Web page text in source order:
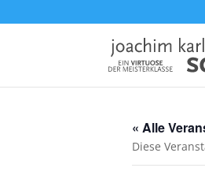
« Alle
Diese